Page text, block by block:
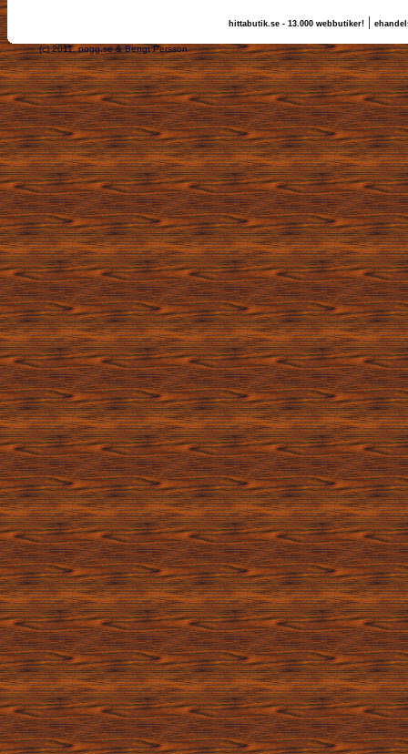
hittabutik.se - 13.000 webbutiker!|
(c) 2011, nogg.se & Bengt Persson